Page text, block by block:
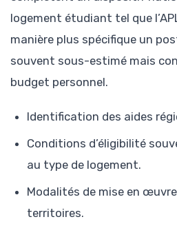
logement étudiant tel que
manière plus spécifique un
souvent sous-estimé mais
budget personnel.
Identification des aides
Conditions d’éligibilité
au type de logement.
Modalités de mise en
territoires.